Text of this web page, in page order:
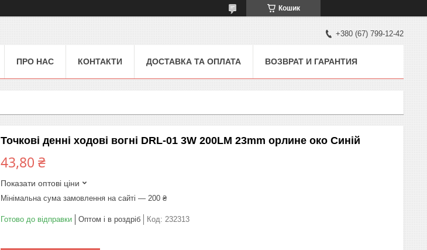
Кошик
+380 (67) 799-12-42
ПРО НАС КОНТАКТИ ДОСТАВКА ТА ОПЛАТА ВОЗВРАТ И ГАРАНТИЯ
Точкові денні ходові вогні DRL-01 3W 200LM 23mm орлине око Синій
43,80 ₴
Показати оптові ціни
Мінімальна сума замовлення на сайті — 200 ₴
Готово до відправки Оптом і в роздріб Код: 232313